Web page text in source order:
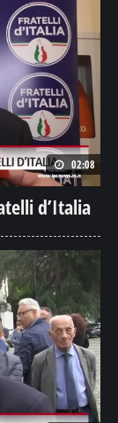
02:08
d’Italia